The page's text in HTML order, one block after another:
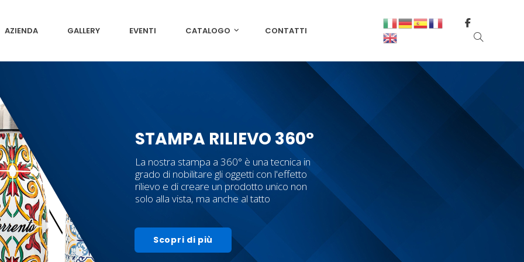
AZIENDA GALLERY EVENTI CATALOGO CONTATTI
STAMPA RILIEVO 360°
Scopri di più
La nostra stampa a 360° è una tecnica in
grado di nobilitare gli oggetti con l'effetto
rilievo e di creare un prodotto unico non
solo alla vista, ma anche al tatto